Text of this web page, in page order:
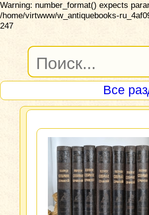
Warning: number_format() expects
/home/virtwww/w_antiquebooks-
247
Все